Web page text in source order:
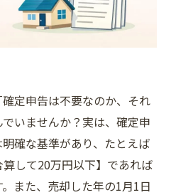
定申告は不要なのか、それ
いませんか？実は、確定申
確な基準があり、たとえば
算して20万円以下】であれば
また、売却した年の1月1日